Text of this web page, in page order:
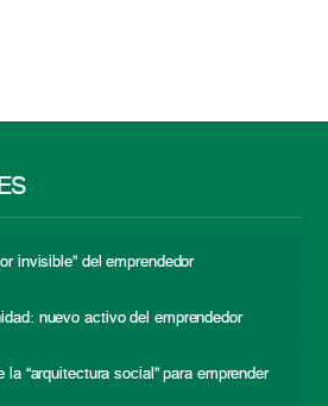
invisible” del emprendedor
nuevo activo del emprendedor
la “arquitectura social” para emprender